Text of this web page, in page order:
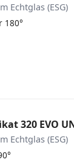
Echtglas (ESG)
180°
320 EVO
Echtglas (ESG)